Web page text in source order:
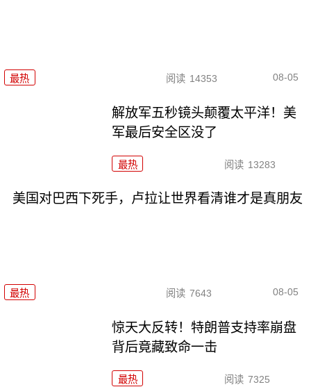
最热 阅读 14353 08-05
解放军五秒镜头颠覆太平洋！美
军最后安全区没了
最热 阅读 13283
美国对巴西下死手，卢拉让世界看清谁才是真朋友
最热 阅读 7643 08-05
惊天大反转！特朗普支持率崩盘
背后竟藏致命一击
最热 阅读 7325